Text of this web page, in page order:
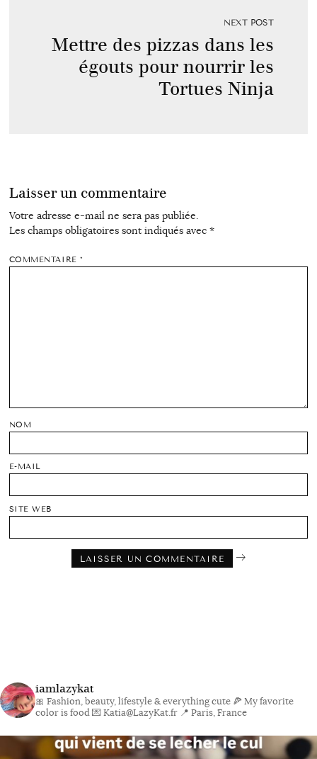
NEXT POST
Mettre des pizzas dans les
égouts pour nourrir les
Tortues Ninja
Laisser un commentaire
Votre adresse e-mail ne sera pas publiée.
Les champs obligatoires sont indiqués avec *
COMMENTAIRE*
NOM
E-MAIL
SITE WEB
iamlazykat
🎀 Fashion, beauty, lifestyle & everything cute 🍕 My favorite
color is food💌 Katia@LazyKat.fr 📍 Paris, France